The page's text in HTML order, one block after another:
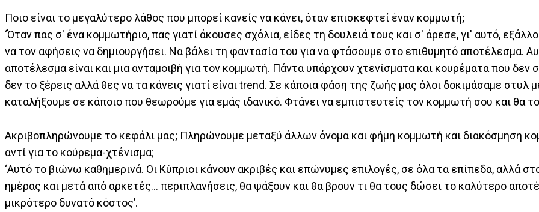
Ποιο είναι το μεγαλύτερο λάθος που μπορεί κανείς να κάνει, όταν επισκεφτεί έναν κομμωτή;
‘Όταν πας σ' ένα κομμωτήριο, πας γιατί άκουσες σχόλια, είδες τη δουλειά τους και σ' άρεσε, γι' αυτό,
να τον αφήσεις να δημιουργήσει. Να βάλει τη φαντασία του για να φτάσουμε στο επιθυμητό αποτέλεσμα.
αποτέλεσμα είναι και μια ανταμοιβή για τον κομμωτή. Πάντα υπάρχουν χτενίσματα και κουρέματα που δεν
δεν το ξέρεις αλλά θες να τα κάνεις γιατί είναι trend. Σε κάποια φάση της ζωής μας όλοι δοκιμάσαμε στυλ
καταλήξουμε σε κάποιο που θεωρούμε για εμάς ιδανικό. Φτάνει να εμπιστευτείς τον κομμωτή σου και θα το
Ακριβοπληρώνουμε το κεφάλι μας; Πληρώνουμε μεταξύ άλλων όνομα και φήμη κομμωτή και διακόσμηση
αντί για το κούρεμα-χτένισμα;
‘Αυτό το βιώνω καθημερινά. Οι Κύπριοι κάνουν ακριβές και επώνυμες επιλογές, σε όλα τα επίπεδα, αλλά
ημέρας και μετά από αρκετές… περιπλανήσεις, θα ψάξουν και θα βρουν τι θα τους δώσει το καλύτερο
μικρότερο δυνατό κόστος’.